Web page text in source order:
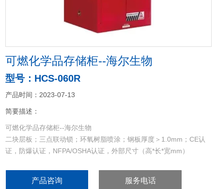
可燃化学品存储柜--海尔生物
型号：HCS-060R
产品时间：2023-07-13
简要描述：
可燃化学品存储柜--海尔生物
二块层板；三点联动锁；环氧树脂喷涂；钢板厚度＞1.0mm；CE认
证，防爆认证，NFPA/OSHA认证，外部尺寸（高*长*宽mm）
产品咨询 服务电话